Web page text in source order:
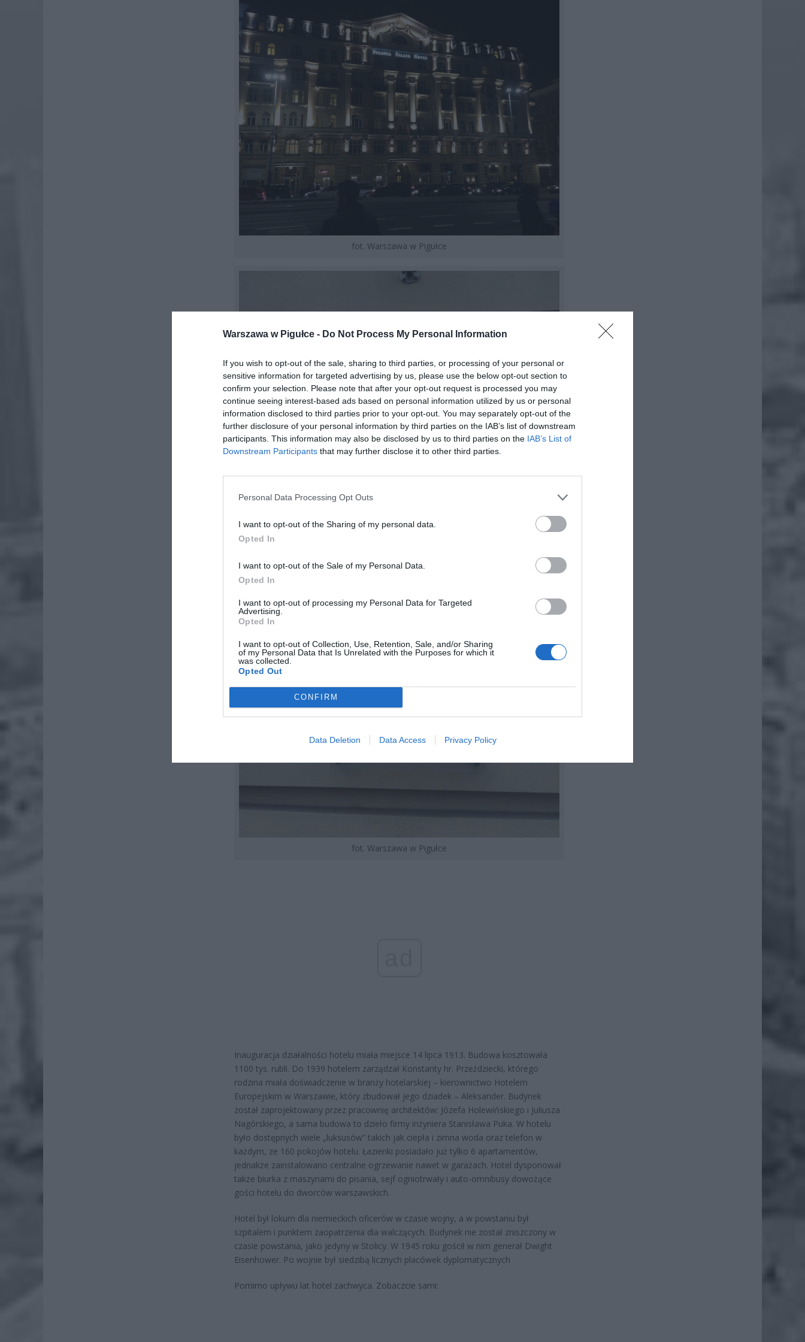
Warszawa w Pigułce - Do Not Process My Personal Information
If you wish to opt-out of the sale, sharing to third parties, or processing of your personal or
sensitive information for targeted advertising by us, please use the below opt-out section to
confirm your selection. Please note that after your opt-out request is processed you may
continue seeing interest-based ads based on personal information utilized by us or personal
information disclosed to third parties prior to your opt-out. You may separately opt-out of the
further disclosure of your personal information by third parties on the IAB’s list of downstream
participants. This information may also be disclosed by us to third parties on the IAB’s List of
Downstream Participants that may further disclose it to other third parties.
Personal Data Processing Opt Outs
I want to opt-out of the Sharing of my personal data.
Opted In
I want to opt-out of the Sale of my Personal Data.
Opted In
I want to opt-out of processing my Personal Data for Targeted
Advertising.
Opted In
I want to opt-out of Collection, Use, Retention, Sale, and/or Sharing
of my Personal Data that Is Unrelated with the Purposes for which it
was collected.
Opted Out
CONFIRM
Data Deletion Data Access Privacy Policy
fot. Warszawa w Pigułce
fot. Warszawa w Pigułce
Inauguracja działalności hotelu miała miejsce 14 lipca 1913. Budowa kosztowała
1100 tys. rubli. Do 1939 hotelem zarządzał Konstanty hr. Przeździecki, którego
rodzina miała doświadczenie w branży hotelarskiej – kierownictwo Hotelem
Europejskim w Warszawie, który zbudował jego dziadek – Aleksander. Budynek
został zaprojektowany przez pracownię architektów: Józefa Holewińskiego i Juliusza
Nagórskiego, a sama budowa to dzieło firmy inżyniera Stanisława Puka. W hotelu
było dostępnych wiele „luksusów” takich jak ciepła i zimna woda oraz telefon w
każdym, ze 160 pokojów hotelu. Łazienki posiadało już tylko 6 apartamentów,
jednakże zainstalowano centralne ogrzewanie nawet w garażach. Hotel dysponował
także biurka z maszynami do pisania, sejf ogniotrwały i auto-omnibusy dowożące
gości hotelu do dworców warszawskich.
Hotel był lokum dla niemieckich oficerów w czasie wojny, a w powstaniu był
szpitalem i punktem zaopatrzenia dla walczących. Budynek nie został zniszczony w
czasie powstania, jako jedyny w Stolicy. W 1945 roku gościł w nim generał Dwight
Eisenhower. Po wojnie był siedzibą licznych placówek dyplomatycznych
Pomimo upływu lat hotel zachwyca. Zobaczcie sami: